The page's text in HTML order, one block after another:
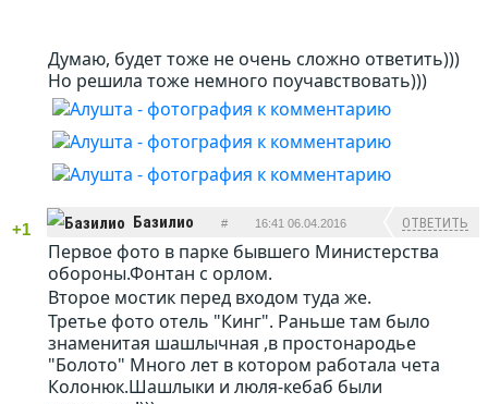
Думаю, будет тоже не очень сложно ответить)))
Но решила тоже немного поучавствовать)))
+1 Базилио # 16:41 06.04.2016 ОТВЕТИТЬ
Первое фото в парке бывшего Министерства
обороны.Фонтан с орлом.
Второе мостик перед входом туда же.
Третье фото отель "Кинг". Раньше там было
знаменитая шашлычная ,в простонародье
"Болото" Много лет в котором работала чета
Колонюк.Шашлыки и люля-кебаб были